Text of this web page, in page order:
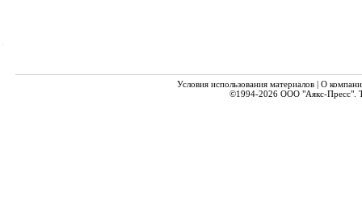
Условия использования материалов| О
©1994-2026 ООО "Аякс-Пресс".